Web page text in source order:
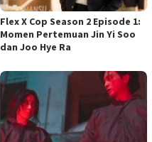
Flex X Cop Season 2 Episode 1:
Momen Pertemuan Jin Yi Soo
dan Joo Hye Ra